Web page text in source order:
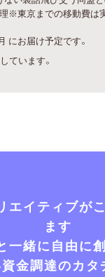
※東京までの移動費は
にお届け予定です。
ています。
エイティブが
ます
一緒に自由に
金調達のカタ